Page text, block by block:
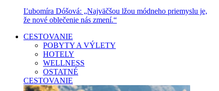
Ľubomíra Dóšová: „Najväčšou lžou módneho priemyslu je,
že nové oblečenie nás zmení.“
CESTOVANIE
POBYTY A VÝLETY
HOTELY
WELLNESS
OSTATNÉ
CESTOVANIE